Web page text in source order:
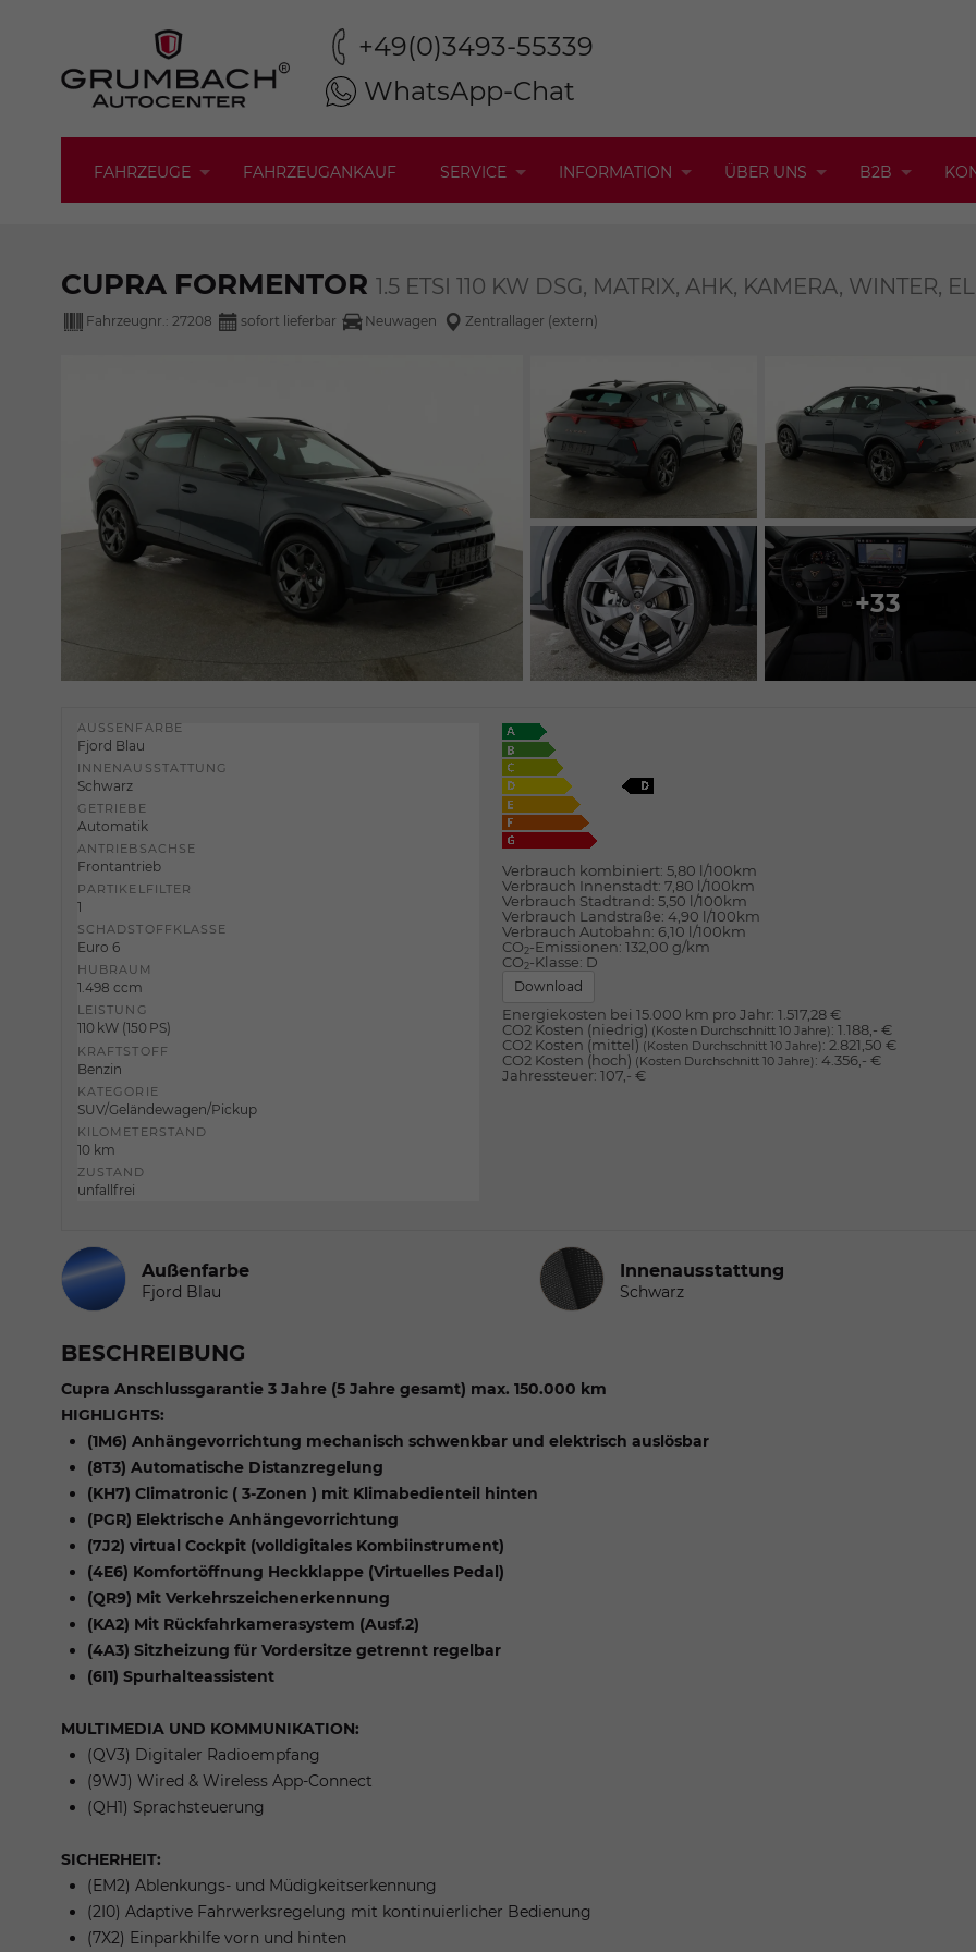
+49(0)3493-55339
WhatsApp-Chat
FAHRZEUGE FAHRZEUGANKAUF SERVICE INFORMATION ÜBER UNS B2B
CUPRA FORMENTOR 1.5 ETSI 110 KW DSG, MATRIX, AHK, KAMERA, WINTER,
Fahrzeugnr.: 27208 sofort lieferbar Neuwagen Zentrallager (extern)
+33
AUSSENFARBE
Fjord Blau
INNENAUSSTATTUNG
Schwarz
GETRIEBE
Automatik
ANTRIEBSACHSE
Frontantrieb
PARTIKELFILTER
1
SCHADSTOFFKLASSE
Euro 6
HUBRAUM
1.498 ccm
LEISTUNG
110 kW (150 PS)
KRAFTSTOFF
Benzin
KATEGORIE
SUV/Geländewagen/Pickup
KILOMETERSTAND
10 km
ZUSTAND
unfallfrei
Verbrauch kombiniert: 5,80 l/100km
Verbrauch Innenstadt: 7,80 l/100km
Verbrauch Stadtrand: 5,50 l/100km
Verbrauch Landstraße: 4,90 l/100km
Verbrauch Autobahn: 6,10 l/100km
CO2-Emissionen: 132,00 g/km
CO2-Klasse: D
Download
Energiekosten bei 15.000 km pro Jahr: 1.517,28 €
CO2 Kosten (niedrig) (Kosten Durchschnitt 10 Jahre): 1.188,- €
CO2 Kosten (mittel) (Kosten Durchschnitt 10 Jahre): 2.821,50 €
CO2 Kosten (hoch) (Kosten Durchschnitt 10 Jahre): 4.356,- €
Jahressteuer: 107,- €
Außenfarbe
Fjord Blau
Innenausstattung
Innenausstattung
Schwarz
BESCHREIBUNG
Cupra Anschlussgarantie 3 Jahre (5 Jahre gesamt) max. 150.000 km
HIGHLIGHTS:
(1M6) Anhängevorrichtung mechanisch schwenkbar und elektrisch auslösbar
(8T3) Automatische Distanzregelung
(KH7) Climatronic ( 3-Zonen ) mit Klimabedienteil hinten
(PGR) Elektrische Anhängevorrichtung
(7J2) virtual Cockpit (volldigitales Kombiinstrument)
(4E6) Komfortöffnung Heckklappe (Virtuelles Pedal)
(QR9) Mit Verkehrszeichenerkennung
(KA2) Mit Rückfahrkamerasystem (Ausf.2)
(4A3) Sitzheizung für Vordersitze getrennt regelbar
(6I1) Spurhalteassistent
MULTIMEDIA UND KOMMUNIKATION:
(QV3) Digitaler Radioempfang
(9WJ) Wired & Wireless App-Connect
(QH1) Sprachsteuerung
SICHERHEIT:
(EM2) Ablenkungs- und Müdigkeitserkennung
(2I0) Adaptive Fahrwerksregelung mit kontinuierlicher Bedienung
(7X2) Einparkhilfe vorn und hinten